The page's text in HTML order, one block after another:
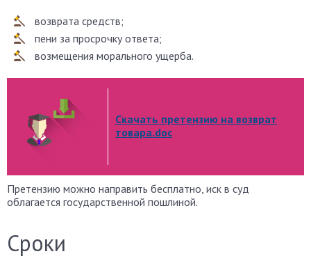
возврата средств;
пени за просрочку ответа;
возмещения морального ущерба.
Скачать претензию на возврат
товара.doc
Претензию можно направить бесплатно, иск в суд
облагается государственной пошлиной.
Сроки